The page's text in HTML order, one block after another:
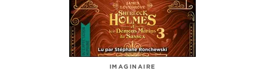
IMAGINAIRE